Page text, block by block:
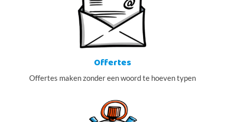
Offertes
Offertes maken zonder een woord te hoeven typen